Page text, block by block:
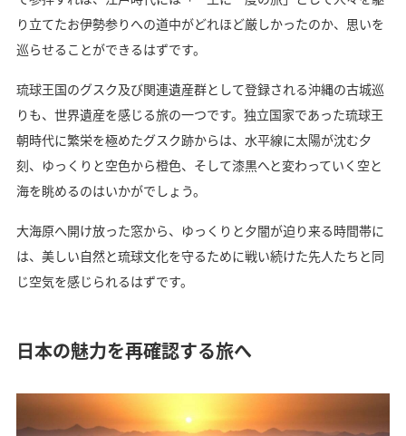
り立てたお伊勢参りへの道中がどれほど厳しかったのか、思いを
巡らせることができるはずです。
琉球王国のグスク及び関連遺産群として登録される沖縄の古城巡
りも、世界遺産を感じる旅の一つです。独立国家であった琉球王
朝時代に繁栄を極めたグスク跡からは、水平線に太陽が沈む夕
刻、ゆっくりと空色から橙色、そして漆黒へと変わっていく空と
海を眺めるのはいかがでしょう。
大海原へ開け放った窓から、ゆっくりと夕闇が迫り来る時間帯に
は、美しい自然と琉球文化を守るために戦い続けた先人たちと同
じ空気を感じられるはずです。
日本の魅力を再確認する旅へ